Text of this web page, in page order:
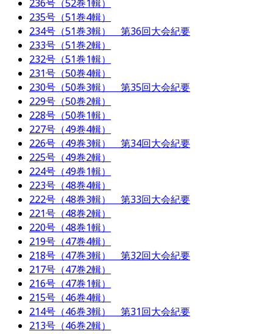
236号（52巻1輯）
235号（51巻4輯）
234号（51巻3輯） 第36回大会紀要
233号（51巻2輯）
232号（51巻1輯）
231号（50巻4輯）
230号（50巻3輯） 第35回大会紀要
229号（50巻2輯）
228号（50巻1輯）
227号（49巻4輯）
226号（49巻3輯） 第34回大会紀要
225号（49巻2輯）
224号（49巻1輯）
223号（48巻4輯）
222号（48巻3輯） 第33回大会紀要
221号（48巻2輯）
220号（48巻1輯）
219号（47巻4輯）
218号（47巻3輯） 第32回大会紀要
217号（47巻2輯）
216号（47巻1輯）
215号（46巻4輯）
214号（46巻3輯） 第31回大会紀要
213号（46巻2輯）